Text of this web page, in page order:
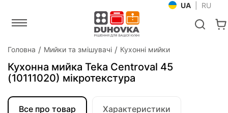
UA RU
Головна Мийки та змішувачі Кухонні мийки
Кухонна мийка Teka Centroval 45
(10111020) мікротекстура
Все про товар Характеристики